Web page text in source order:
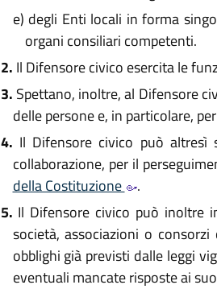
e) degli Enti locali in forma
organi consiliari competenti.
2. Il Difensore civico esercita le
3. Spettano, inoltre, al Difensore
delle persone e, in particolare,
4. Il Difensore civico può altresì
collaborazione, per il
della Costituzione
.
5. Il Difensore civico può inoltre
società, associazioni o
obblighi già previsti dalle leggi
eventuali mancate risposte ai